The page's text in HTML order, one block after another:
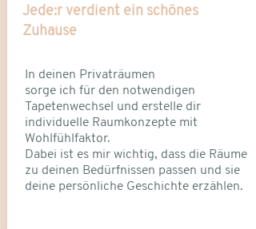
Jede:r verdient ein schönes
Zuhause
In deinen Privaträumen
sorge ich für den notwendigen
Tapetenwechsel und erstelle dir
individuelle Raumkonzepte mit
Wohlfühlfaktor.
Dabei ist es mir wichtig, dass die Räume
zu deinen Bedürfnissen passen und sie
deine persönliche Geschichte erzählen.